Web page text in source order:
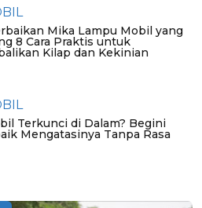
Mika Lampu Mobil yang
8 Cara Praktis untuk
Kilap dan Kekinian
Terkunci di Dalam? Begini
Mengatasinya Tanpa Rasa